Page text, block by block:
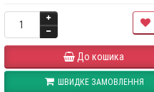
До кошика
ШВИДКЕ ЗАМОВЛЕННЯ